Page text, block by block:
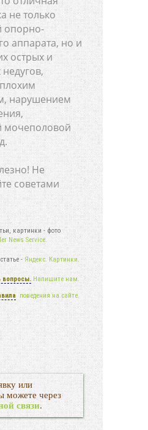
не только
опорно-
аппарата, но и
острых и
нарушением
мочеполовой
Не
советами
картинки - фото
News Service.
- Яндекс. Картинки.
вопросы. Напишите нам.
поведения на сайте.
или
можете через
связи.